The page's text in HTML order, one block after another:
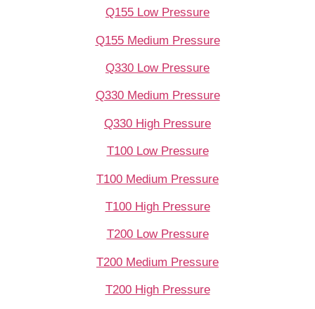
Q155 Low Pressure
Q155 Medium Pressure
Q330 Low Pressure
Q330 Medium Pressure
Q330 High Pressure
T100 Low Pressure
T100 Medium Pressure
T100 High Pressure
T200 Low Pressure
T200 Medium Pressure
T200 High Pressure